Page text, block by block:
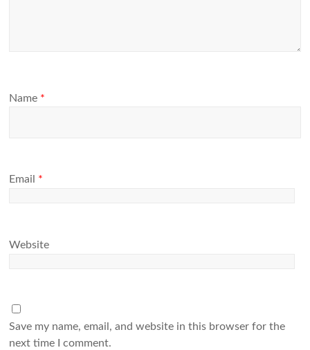
Name *
Email *
Website
Save my name, email, and website in this browser for the
next time I comment.